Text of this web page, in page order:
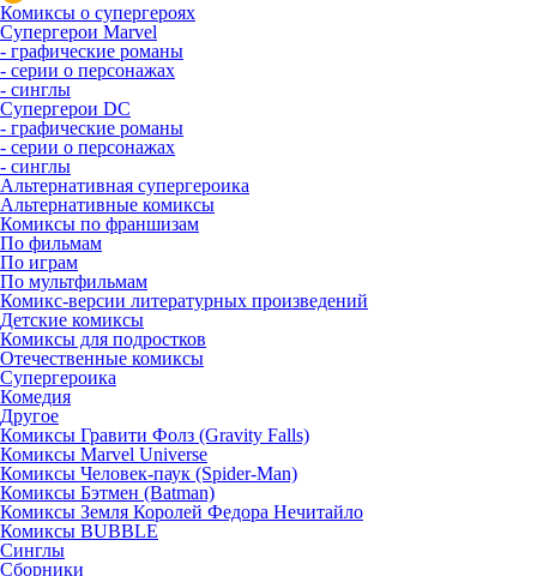
Комиксы о супергероях
Супергерои Marvel
- графические романы
- серии о персонажах
- синглы
Супергерои DC
- графические романы
- серии о персонажах
- синглы
Альтернативная супергероика
Альтернативные комиксы
Комиксы по франшизам
По фильмам
По играм
По мультфильмам
Комикс-версии литературных произведений
Детские комиксы
Комиксы для подростков
Отечественные комиксы
Супергероика
Комедия
Другое
Комиксы Гравити Фолз (Gravity Falls)
Комиксы Marvel Universe
Комиксы Человек-паук (Spider-Man)
Комиксы Бэтмен (Batman)
Комиксы Земля Королей Федора Нечитайло
Комиксы BUBBLE
Синглы
Сборники